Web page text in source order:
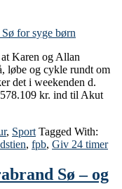
Karen og Allan
løbe og cykle rundt om
det i weekenden d.
kr. ind til Akut
, Sport Tagged With:
, fpb, Giv 24 timer
Sø – og